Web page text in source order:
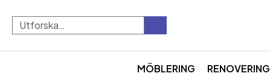
MÖBLERING RENOVERING